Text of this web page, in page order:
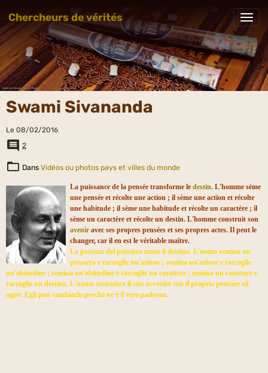
Chercheurs de vérités
Swami Sivananda
Le 08/02/2016
2
Dans Vidéos ou photos pays et villes du monde
La puissance de la pensée transforme le destin. L'homme sème
une pensée et récolte une action ; il sème une action et récolte
une habitude ; il sème une habitude et récolte un caractère ; il
sème un caractère et récolte un destin. L'homme construit son
avenir avec ses propres pensées et ses propres actes. Il peut le
changer, car il en est le véritable maître.
La potenza del pensiero muta il destino. L'uomo semina un
pensiero e raccoglie un'azione ; semina un'azione e raccoglie
un'abitudine ; semina un'abitudine e raccoglie un carattere ; semina un carattere e
raccoglie un destino. L'uomo costruisce il suo avvenire con il proprio pensare ed
agire. Egli può cambiarlo perché ne è il vero padrone.